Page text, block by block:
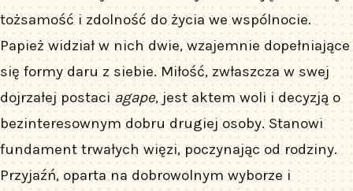
tożsamość i zdolność do życia we wspólnocie.
Papież widział w nich dwie, wzajemnie dopełniające
się formy daru z siebie. Miłość, zwłaszcza w swej
dojrzałej postaci agape, jest aktem woli i decyzją o
bezinteresownym dobru drugiej osoby. Stanowi
fundament trwałych więzi, poczynając od rodziny.
Przyjaźń, oparta na dobrowolnym wyborze i